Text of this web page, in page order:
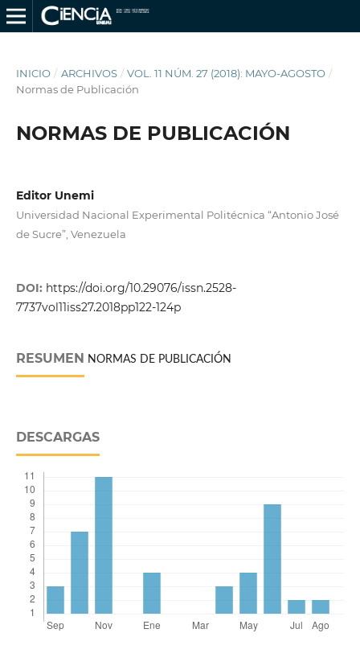
INICIO / ARCHIVOS / VOL. 11 NÚM. 27 (2018): MAYO-AGOSTO /
Normas de Publicación
NORMAS DE PUBLICACIÓN
Editor Unemi
Universidad Nacional Experimental Politécnica “Antonio José
de Sucre”, Venezuela
DOI: https://doi.org/10.29076/issn.2528-
7737vol11iss27.2018pp122-124p
RESUMEN NORMAS DE PUBLICACIÓN
DESCARGAS